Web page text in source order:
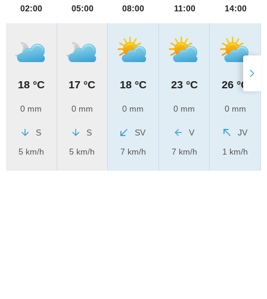
02:00
18 °C
0 mm
S
5 km/h
05:00
17 °C
0 mm
S
5 km/h
08:00
18 °C
0 mm
SV
7 km/h
11:00
23 °C
0 mm
V
7 km/h
14:00
26 °C
0 mm
JV
1 km/h